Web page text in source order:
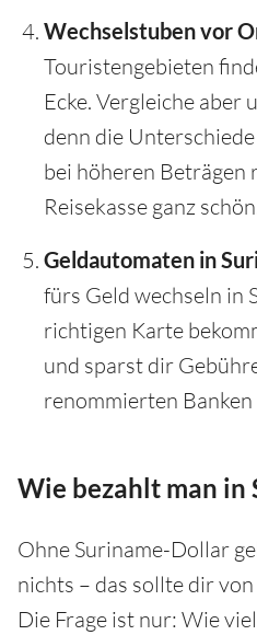
Wechselstuben vor
Touristengebieten
Ecke. Vergleiche aber
denn die
bei höheren Beträgen
Reisekasse ganz
Geldautomaten in
fürs Geld wechseln in
richtigen Karte
und sparst dir
renommierten Banken
Wie bezahlt man in
Ohne Suriname-Dollar
nichts – das sollte dir
Die Frage ist nur: Wie